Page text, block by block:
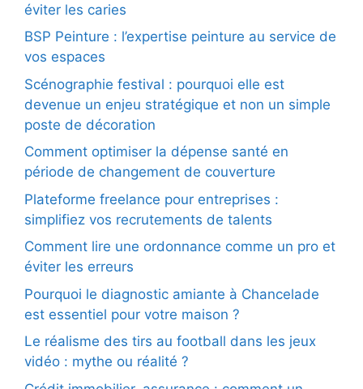
éviter les caries
BSP Peinture : l’expertise peinture au service de
vos espaces
Scénographie festival : pourquoi elle est
devenue un enjeu stratégique et non un simple
poste de décoration
Comment optimiser la dépense santé en
période de changement de couverture
Plateforme freelance pour entreprises :
simplifiez vos recrutements de talents
Comment lire une ordonnance comme un pro et
éviter les erreurs
Pourquoi le diagnostic amiante à Chancelade
est essentiel pour votre maison ?
Le réalisme des tirs au football dans les jeux
vidéo : mythe ou réalité ?